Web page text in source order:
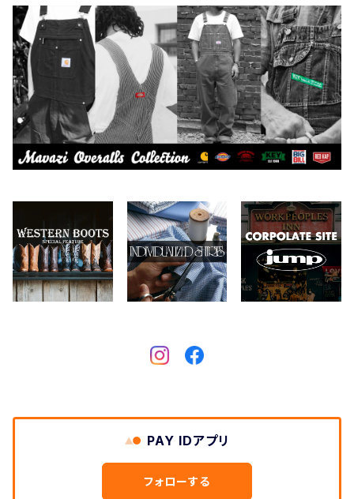
CAMBER
Carhartt
Collonil
CONVERSE
Crescent Down Works
エプロン
バイク用品
ケア用品
本、写真集
2026.7.6
2026.6.29
2026.7.23
2026.6.27
2026.6.14
PAY IDアプリ
フォローする